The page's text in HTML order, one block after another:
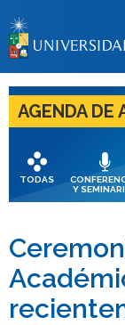
AGENDA DE
TODAS
Y